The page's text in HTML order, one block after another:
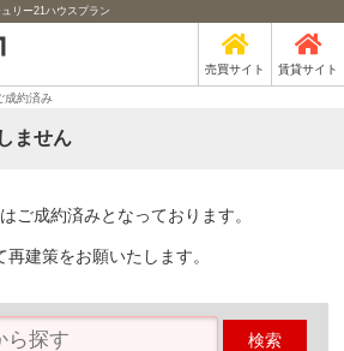
リー21ハウスプラン
売買サイト 賃貸サイト
成約済み
ません
ご成約済みとなっております。
再建策をお願いたします。
検索